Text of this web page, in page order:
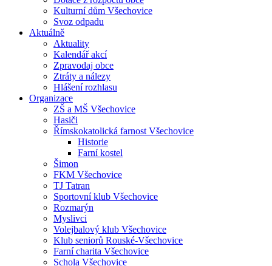
Kulturní dům Všechovice
Svoz odpadu
Aktuálně
Aktuality
Kalendář akcí
Zpravodaj obce
Ztráty a nálezy
Hlášení rozhlasu
Organizace
ZŠ a MŠ Všechovice
Hasiči
Římskokatolická farnost Všechovice
Historie
Farní kostel
Šimon
FKM Všechovice
TJ Tatran
Sportovní klub Všechovice
Rozmarýn
Myslivci
Volejbalový klub Všechovice
Klub seniorů Rouské-Všechovice
Farní charita Všechovice
Schola Všechovice